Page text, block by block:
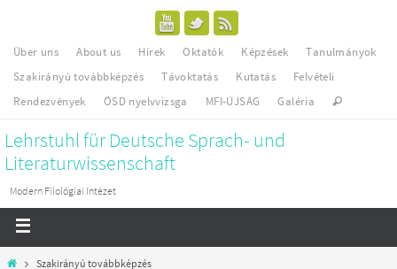
Über uns About us Hírek Oktatók Képzések
Tanulmányok
Szakirányú továbbképzés
Távoktatás Kutatás
Felvételi
Rendezvények
ÖSD nyelvvizsga MFI-ÚJSÁG Galéria
Lehrstuhl für Deutsche Sprach- und
Literaturwissenschaft
Modern Filológiai Intézet
Szakirányú továbbképzés